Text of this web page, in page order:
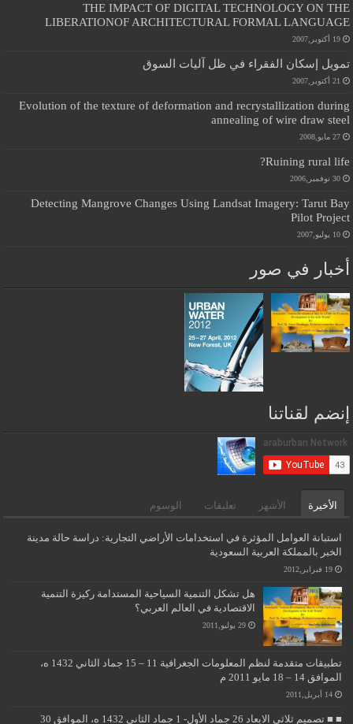
THE IMPACT OF DIGITAL TECHNOLOGY ON THE
LIBERATIONOF ARCHITECTURAL FORMAL LANGUAGE
19 أكتوبر,2007
تمويل إسكان الفقراء في ظل آليات السوق
21 أكتوبر,2007
Evolution of the texture of deformation and recrystallization during
annealing of wire draw steel
27 مايو,2008
Ruining rural life?
30 نوفمبر,2006
Detecting Mangrove Changes Using Landsat Imagery: Tarut Bay
Pilot Project
10 يوليو,2007
أخبار في صور
إنضم لقناتنا
الأخيرة الأشهر تعليقات الوسوم
استبانة العوامل المؤثرة في استخدامات الأراضي التجارية: دراسة حالة مدينة
الخبر بالمملكة العربية السعودية
19 فبراير,2012
هل تشكل التنمية السياحية المستدامة ركيزة التنمية
الاقتصادية في العالم العربي؟
29 يوليو,2011
تطبيقات متقدمة لنظم المعلومات الجغرافية 11 – 15 جماد الثاني 1432 ه،
الموافق 14 – 18 مايو 2011 م
14 أبريل,2011
■ ■ تصميم ثلاثي الابعاد 26 جماد الأول- 1 جماد الثاني 1432 ه، الموافق 30